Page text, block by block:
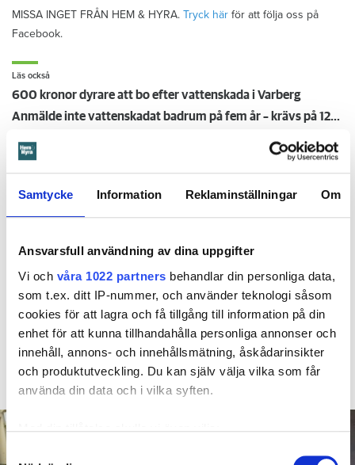
Samtycke Information Reklaminställningar Om
Ansvarsfull användning av dina uppgifter
Vi och våra 1022 partners behandlar din personliga data,
som t.ex. ditt IP-nummer, och använder teknologi såsom
cookies för att lagra och få tillgång till information på din
enhet för att kunna tillhandahålla personliga annonser och
innehåll, annons- och innehållsmätning, åskådarinsikter
och produktutveckling. Du kan själv välja vilka som får
använda din data och i vilka syften.
Med din tillåtelse skulle vi även vilja:
MISSA INGET FRÅN HEM & HYRA. Tryck här för att följa oss på
Facebook.
Läs också
600 kronor dyrare att bo efter vattenskada i Varberg
Anmälde inte vattenskadat badrum på fem år – krävs på 125 000 kronor
Kompisdealen blev verklighet – 40 år senare: "Flera fina fördelar med att dela bostad"
Larmade inte om spricka i
duschen – vräks efter 30 år
4 AUGUSTI KL 08:30
Hyresgästen larmade inte om en spricka i
duschen som medförde en omfattande vattenskada. Nu
måste han lämna lägenheten efter drygt 30 år men får
längre tid på sig att flytta efter att domen överklagats.